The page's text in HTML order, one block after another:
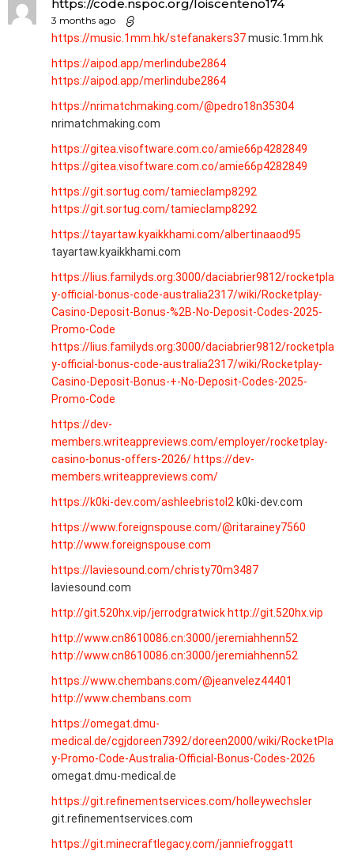
https://code.nspoc.org/loiscenteno174
3 months ago
https://music.1mm.hk/stefanakers37music.1mm.hk
https://aipod.app/merlindube2864
https://aipod.app/merlindube2864
https://nrimatchmaking.com/@pedro18n35304
nrimatchmaking.com
https://gitea.visoftware.com.co/amie66p4282849
https://gitea.visoftware.com.co/amie66p4282849
https://git.sortug.com/tamieclamp8292
https://git.sortug.com/tamieclamp8292
https://tayartaw.kyaikkhami.com/albertinaaod95
tayartaw.kyaikkhami.com
https://lius.familyds.org:3000/daciabrier9812/rocketpla
y-official-bonus-code-australia2317/wiki/Rocketplay-
Casino-Deposit-Bonus-%2B-No-Deposit-Codes-2025-
Promo-Code
https://lius.familyds.org:3000/daciabrier9812/rocketpla
y-official-bonus-code-australia2317/wiki/Rocketplay-
Casino-Deposit-Bonus-+-No-Deposit-Codes-2025-
Promo-Code
https://dev-
members.writeappreviews.com/employer/rocketplay-
casino-bonus-offers-2026/ https://dev-
members.writeappreviews.com/
https://k0ki-dev.com/ashleebristol2 k0ki-dev.com
https://www.foreignspouse.com/@ritarainey7560
http://www.foreignspouse.com
https://laviesound.com/christy70m3487
laviesound.com
http://git.520hx.vip/jerrodgratwick http://git.520hx.vip
http://www.cn8610086.cn:3000/jeremiahhenn52
http://www.cn8610086.cn:3000/jeremiahhenn52
https://www.chembans.com/@jeanvelez44401
http://www.chembans.com
https://omegat.dmu-
medical.de/cgjdoreen7392/doreen2000/wiki/RocketPla
y-Promo-Code-Australia-Official-Bonus-Codes-2026
omegat.dmu-medical.de
https://git.refinementservices.com/holleywechsler
git.refinementservices.com
https://git.minecraftlegacy.com/janniefroggatt